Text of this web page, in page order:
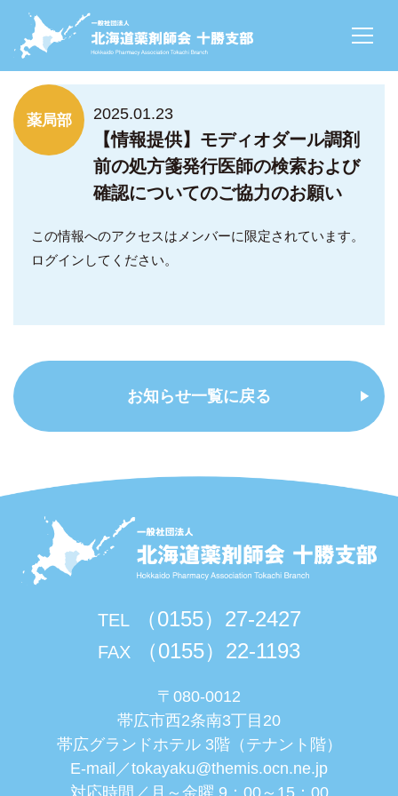
NEWS
薬局部 2025.01.23
【情報提供】モディオダール調剤
前の処方箋発行医師の検索および
確認についてのご協力のお願い
この情報へのアクセスはメンバーに限定されています。
ログインしてください。
お知らせ一覧に戻る
TEL （0155）27-2427
FAX （0155）22-1193
〒080-0012
帯広市西2条南3丁目20
帯広グランドホテル 3階（テナント階）
E-mail／tokayaku@themis.ocn.ne.jp
対応時間／月～金曜 9：00～15：00